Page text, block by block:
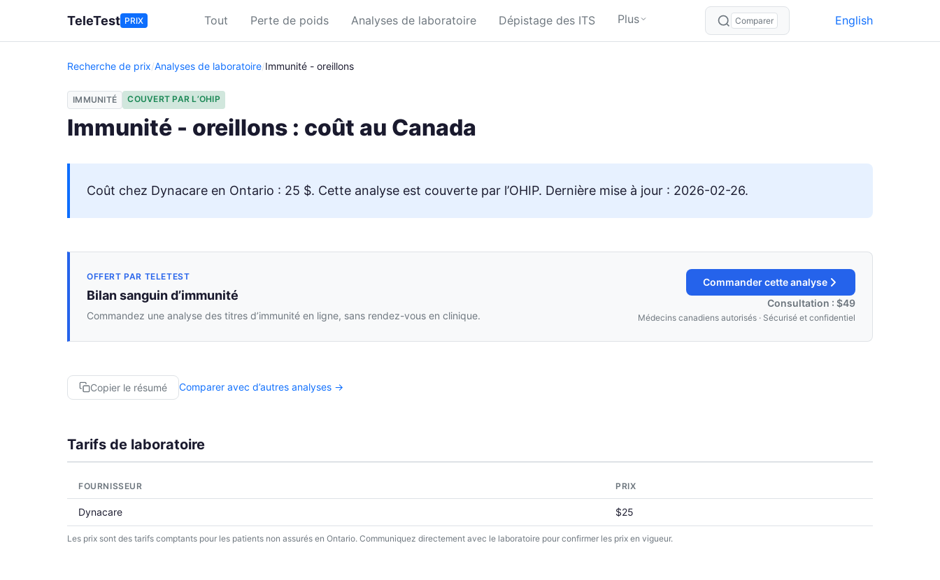
TeleTest PRIX Tout Perte de poids Analyses de laboratoire Dépistage des ITS Plus Comparer English
Recherche de prix/Analyses de laboratoire/Immunité - oreillons
IMMUNITÉ COUVERT PAR L’OHIP
Immunité - oreillons : coût au Canada
Coût chez Dynacare en Ontario : 25 $. Cette analyse est couverte par l’OHIP. Dernière mise à jour : 2026-02-26.
OFFERT PAR TELETEST
Bilan sanguin d’immunité
Commandez une analyse des titres d’immunité en ligne, sans rendez-vous en clinique.
Commander cette analyse
Consultation : $49
Médecins canadiens autorisés · Sécurisé et confidentiel
Copier le résumé Comparer avec d’autres analyses →
Tarifs de laboratoire
FOURNISSEUR PRIX
Dynacare $25
Les prix sont des tarifs comptants pour les patients non assurés en Ontario. Communiquez directement avec le laboratoire pour confirmer les prix en vigueur.